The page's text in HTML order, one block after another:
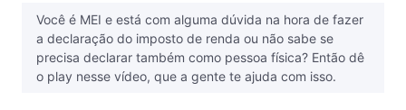
Você é MEI e está com alguma dúvida na hora de fazer
a declaração do imposto de renda ou não sabe se
precisa declarar também como pessoa física? Então dê
o play nesse vídeo, que a gente te ajuda com isso.